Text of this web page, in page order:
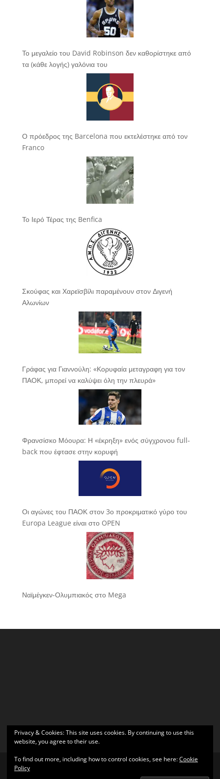
Το μεγαλείο του David Robinson δεν καθορίστηκε από
τα (κάθε λογής) γαλόνια του
Ο πρόεδρος της Barcelona που εκτελέστηκε από τον
Franco
Το Ιερό Τέρας της Benfica
Σκούφας και Χαρεϊσβίλι παραμένουν στον Διγενή
Αλωνίων
Γράφας για Γιαννούλη: «Κορυφαία μεταγραφη για τον
ΠΑΟΚ, μπορεί να καλύψει όλη την πλευρά»
Φρανσίσκο Μόουρα: Η «έκρηξη» ενός σύγχρονου full-
back που έφτασε στην κορυφή
Οι αγώνες του ΠΑΟΚ στον 3ο προκριματικό γύρο του
Europa League είναι στο OPEN
Ναϊμέγκεν-Ολυμπιακός στο Mega
Privacy & Cookies: This site uses cookies. By continuing to use this
website, you agree to their use.
To find out more, including how to control cookies, see here:Cookie
Policy